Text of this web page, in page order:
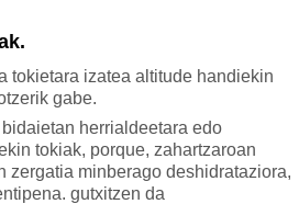
tokietara izatea altitude handiekin
gabe.
herrialdeetara edo
tokiak, porque, zahartzaroan
zergatia minberago deshidrataziora,
gutxitzen da